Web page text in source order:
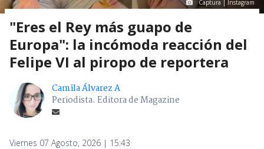
Captura | Instagram
"Eres el Rey más guapo de
Europa": la incómoda reacción del
Felipe VI al piropo de reportera
Camila Álvarez A
Periodista. Editora de Magazine
Viernes 07 Agosto, 2026 | 15:43